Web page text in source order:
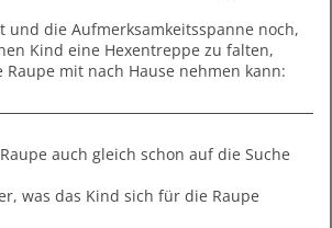
und die Aufmerksamkeitsspanne noch,
Kind eine Hexentreppe zu falten,
mit nach Hause nehmen kann:
auch gleich schon auf die Suche
was das Kind sich für die Raupe